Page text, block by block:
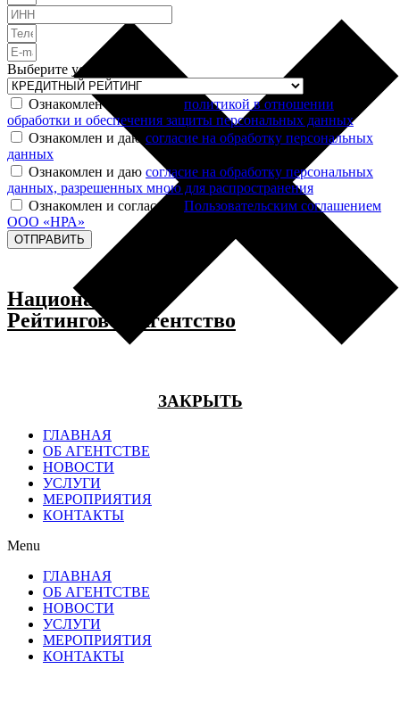
Выберите услугу
Ознакомлен и согласен с политикой в отношении
обработки и обеспечения защиты персональных данных
Ознакомлен и даю согласие на обработку персональных
данных
Ознакомлен и даю согласие на обработку персональных
данных, разрешенных мною для распространения
Ознакомлен и согласен с Пользовательским соглашением
ООО «НРА»
ОТПРАВИТЬ
Национальное
Рейтинговое Агентство
ЗАКРЫТЬ
ГЛАВНАЯ
ОБ АГЕНТСТВЕ
НОВОСТИ
УСЛУГИ
МЕРОПРИЯТИЯ
КОНТАКТЫ
Menu
ГЛАВНАЯ
ОБ АГЕНТСТВЕ
НОВОСТИ
УСЛУГИ
МЕРОПРИЯТИЯ
КОНТАКТЫ